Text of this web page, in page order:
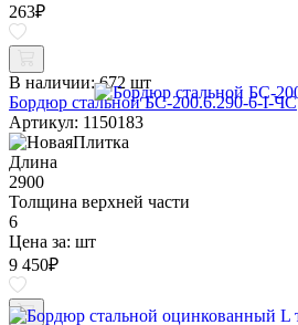
263₽
В наличии: 672 шт
Бордюр стальной БС-200.6.290-6-I-ЧС
Артикул: 1150183
Длина
2900
Толщина верхней части
6
Цена за: шт
9 450₽